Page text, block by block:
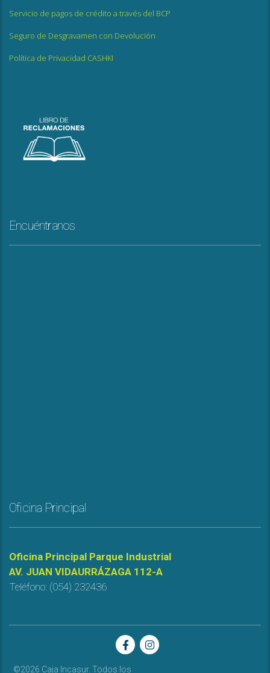
Servicio de pagos de crédito a través del BCP
Seguro de Desgravamen con Devolución
Política de Privacidad CASHKI
Encuéntranos
Oficina Principal
Oficina Principal Parque Industrial
AV. JUAN VIDAURRÁZAGA 112-A
Teléfono: (054) 232436
©2026 Caja Incasur. Todos los